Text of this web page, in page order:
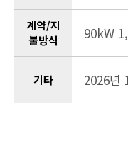
계약/지
불방식
90kW
기타 2026년